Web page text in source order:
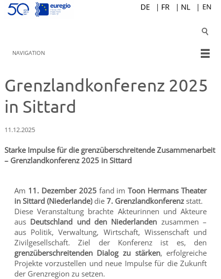
NAVIGATION
Grenzlandkonferenz 2025
in Sittard
11.12.2025
Starke Impulse für die grenzüberschreitende Zusammenarbeit
– Grenzlandkonferenz 2025 in Sittard
Am 11. Dezember 2025 fand im Toon Hermans Theater
in Sittard (Niederlande) die 7. Grenzlandkonferenz statt.
Diese Veranstaltung brachte Akteurinnen und Akteure
aus Deutschland und den Niederlanden zusammen –
aus Politik, Verwaltung, Wirtschaft, Wissenschaft und
Zivilgesellschaft. Ziel der Konferenz ist es, den
grenzüberschreitenden Dialog zu stärken, erfolgreiche
Projekte vorzustellen und neue Impulse für die Zukunft
der Grenzregion zu setzen.